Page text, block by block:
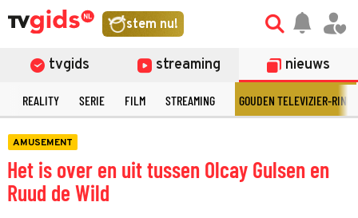
stem nu!
tvgids streaming nieuws
REALITY SERIE FILM STREAMING GOUDEN TELEVIZIER-RING
AMUSEMENT
Het is over en uit tussen Olcay Gulsen en
Ruud de Wild